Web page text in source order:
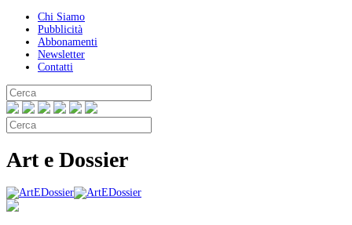
Chi Siamo
Pubblicità
Abbonamenti
Newsletter
Contatti
Art e Dossier